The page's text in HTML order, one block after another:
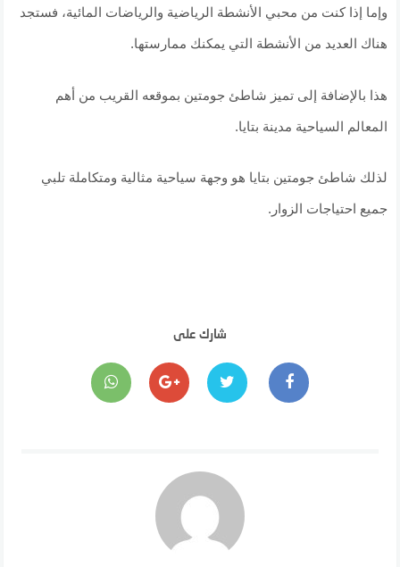
وإما إذا كنت من محبي الأنشطة الرياضية والرياضات المائية، فستجد
هناك العديد من الأنشطة التي يمكنك ممارستها.
هذا بالإضافة إلى تميز شاطئ جومتين بموقعه القريب من أهم
المعالم السياحية مدينة بتايا.
لذلك شاطئ جومتين بتايا هو وجهة سياحية مثالية ومتكاملة تلبي
جميع احتياجات الزوار.
شارك على